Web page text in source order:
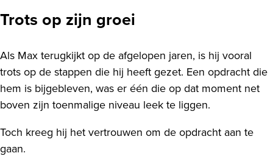
Trots op zijn groei
Als Max terugkijkt op de afgelopen jaren, is hij vooral
trots op de stappen die hij heeft gezet. Een opdracht die
hem is bijgebleven, was er één die op dat moment net
boven zijn toenmalige niveau leek te liggen.
Toch kreeg hij het vertrouwen om de opdracht aan te
gaan.